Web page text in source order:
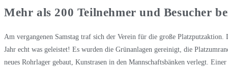
Mehr als 200 Teilnehmer und Besucher
Am vergangenen Samstag traf sich der Verein für die große
Jahr echt was geleistet! Es wurden die Grünanlagen gereinigt, die
neues Rohrlager gebaut, Kunstrasen in den Mannschaftsbänken verlegt.